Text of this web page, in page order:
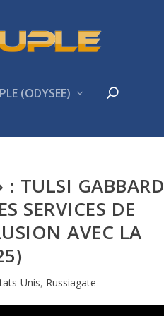
(ODYSEE)
TULSI GABBARD
SERVICES DE
AVEC LA
Unis, Russiagate